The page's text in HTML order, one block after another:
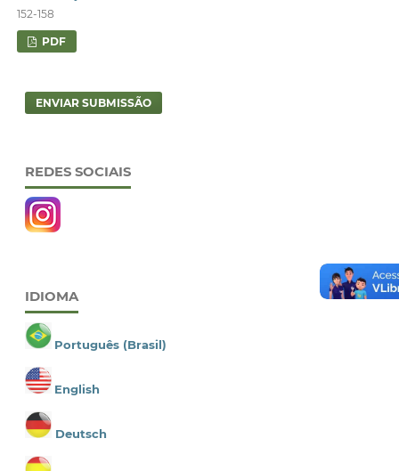
152-158
PDF
ENVIAR SUBMISSÃO
REDES SOCIAIS
IDIOMA
Português (Brasil)
English
Deutsch